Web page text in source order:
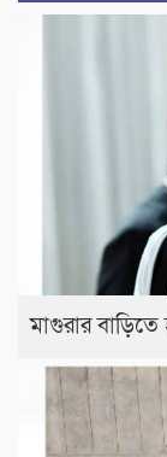
মাগুরার বাড়িতে